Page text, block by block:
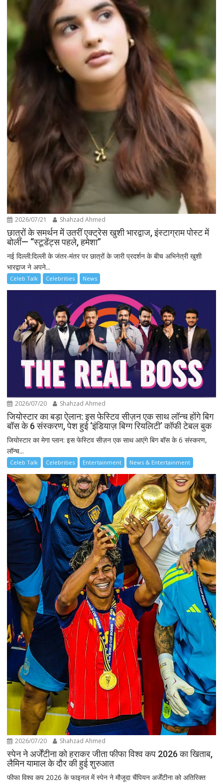
2026/07/21 Shahzad Ahmed
छात्रों के समर्थन में उतरीं एक्ट्रेस खुशी भारद्वाज, इंस्टाग्राम पोस्ट में
बोलीं— “स्टूडेंट्स पहले, हमेशा”
नई दिल्ली:दिल्ली के जंतर-मंतर पर छात्रों के जारी प्रदर्शन के बीच अभिनेत्री खुशी
भारद्वाज ने अपने...
Celeb Talk Celebrities News
2026/07/20 Shahzad Ahmed
जियोस्टार का बड़ा ऐलान: इस फेस्टिव सीज़न एक साथ लॉन्च होंगे बिग
बॉस के 6 संस्करण, पेश हुई ‘इंडियाज़ बिग्ग रियलिटी’ कॉफी टेबल बुक
जियोस्टार का मेगा प्लान: इस फेस्टिव सीज़न एक साथ आएंगे बिग बॉस के 6 संस्करण,
लॉन्च...
Celeb Talk Celebrities Entertainment News & Entertainment
2026/07/20 Shahzad Ahmed
स्पेन ने अर्जेंटीना को हराकर जीता फीफा विश्व कप 2026 का खिताब,
लैमिन यामाल के दौर की हुई शुरुआत
फीफा विश्व कप 2026 के फाइनल में स्पेन ने मौजूदा चैंपियन अर्जेंटीना को अतिरिक्त